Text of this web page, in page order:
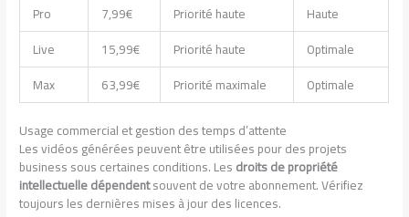
Pro
7,99€ Priorité haute
Haute
Live
15,99€ Priorité haute
Optimale
Max
63,99€ Priorité maximale
Optimale
Usage commercial et gestion des temps d’attente
Les vidéos générées peuvent être utilisées pour des projets
business sous certaines conditions. Lesdroits de propriété
intellectuelle dépendentsouvent de votre abonnement. Vérifiez
toujours les dernières mises à jour des licences.